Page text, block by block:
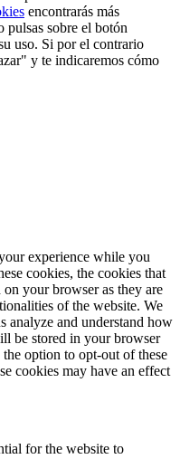
encontrarás más
pulsas sobre el botón
uso. Si por el contrario
y te indicaremos cómo
experience while you
cookies, the cookies that
on your browser as they are
of the website. We
analyze and understand how
be stored in your browser
option to opt-out of these
cookies may have an effect
for the website to